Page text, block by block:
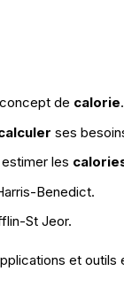
de calorie.
ses
les
Benedict.
St Jeor.
et outils